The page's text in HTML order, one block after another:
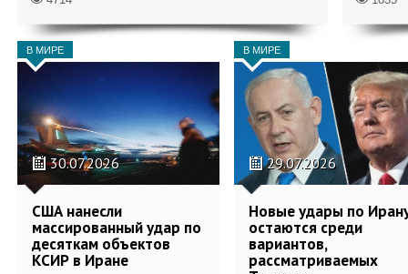
В МИРЕ
30.07.2026
США нанесли
массированный удар по
десяткам объектов
КСИР в Иране
В МИРЕ
29.07.2026
Новые удары по
остаются среди
вариантов,
рассматриваемых